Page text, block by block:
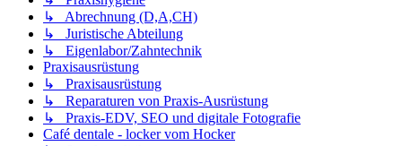
↳ Abrechnung (D,A,CH)
↳ Juristische Abteilung
↳ Eigenlabor/Zahntechnik
Praxisausrüstung
↳ Praxisausrüstung
↳ Reparaturen von Praxis-Ausrüstung
↳ Praxis-EDV, SEO und digitale Fotografie
Café dentale - locker vom Hocker